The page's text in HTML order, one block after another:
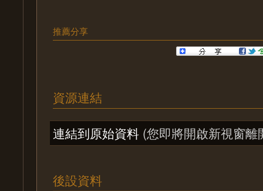
推薦分享
資源連結
連結到原始資料 (您即將開啟新視窗離
後設資料